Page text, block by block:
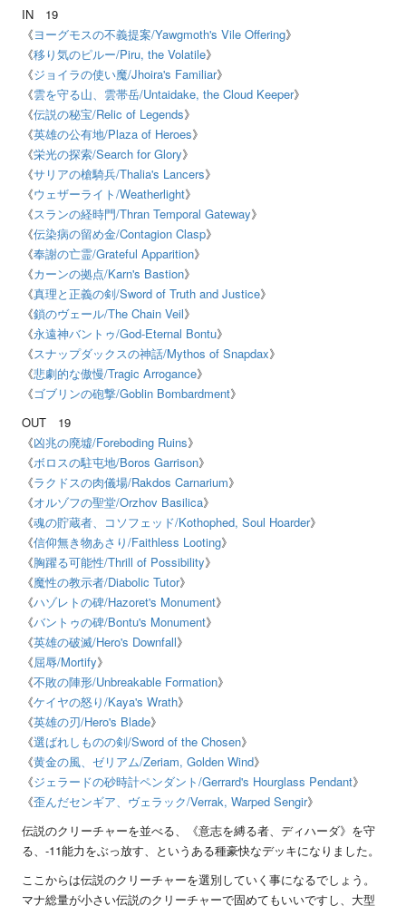
IN
19
《ヨーグモスの不義提案/Yawgmoth's Vile Offering》
《移り気のピルー/Piru, the Volatile》
《ジョイラの使い魔/Jhoira's Familiar》
《雲を守る山、雲帯岳/Untaidake, the Cloud Keeper》
《伝説の秘宝/Relic of Legends》
《英雄の公有地/Plaza of Heroes》
《栄光の探索/Search for Glory》
《サリアの槍騎兵/Thalia's Lancers》
《ウェザーライト/Weatherlight》
《スランの経時門/Thran Temporal Gateway》
《伝染病の留め金/Contagion Clasp》
《奉謝の亡霊/Grateful Apparition》
《カーンの拠点/Karn's Bastion》
《真理と正義の剣/Sword of Truth and Justice》
《鎖のヴェール/The Chain Veil》
《永遠神バントゥ/God-Eternal Bontu》
《スナップダックスの神話/Mythos of Snapdax》
《悲劇的な傲慢/Tragic Arrogance》
《ゴブリンの砲撃/Goblin Bombardment》
OUT
19
《凶兆の廃墟/Foreboding Ruins》
《ボロスの駐屯地/Boros Garrison》
《ラクドスの肉儀場/Rakdos Carnarium》
《オルゾフの聖堂/Orzhov Basilica》
《魂の貯蔵者、コソフェッド/Kothophed, Soul Hoarder》
《信仰無き物あさり/Faithless Looting》
《胸躍る可能性/Thrill of Possibility》
《魔性の教示者/Diabolic Tutor》
《ハゾレトの碑/Hazoret's Monument》
《バントゥの碑/Bontu's Monument》
《英雄の破滅/Hero's Downfall》
《屈辱/Mortify》
《不敗の陣形/Unbreakable Formation》
《ケイヤの怒り/Kaya's Wrath》
《英雄の刃/Hero's Blade》
《選ばれしものの剣/Sword of the Chosen》
《黄金の風、ゼリアム/Zeriam, Golden Wind》
《ジェラードの砂時計ペンダント/Gerrard's Hourglass Pendant》
《歪んだセンギア、ヴェラック/Verrak, Warped Sengir》
伝説のクリーチャーを並べる、《意志を縛る者、ディハーダ》を守
る、 -11能力をぶっ放す、というある種豪快なデッキになりました。
ここからは伝説のクリーチャーを選別していく事になるでしょう。
マナ総量が小さい伝説のクリーチャーで固めてもいいですし、大型